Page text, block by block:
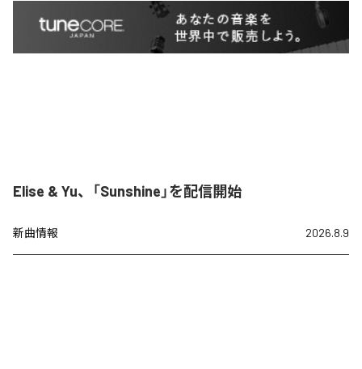
Elise & Yu、「Sunshine」を配信開始
新曲情報 2026.8.9